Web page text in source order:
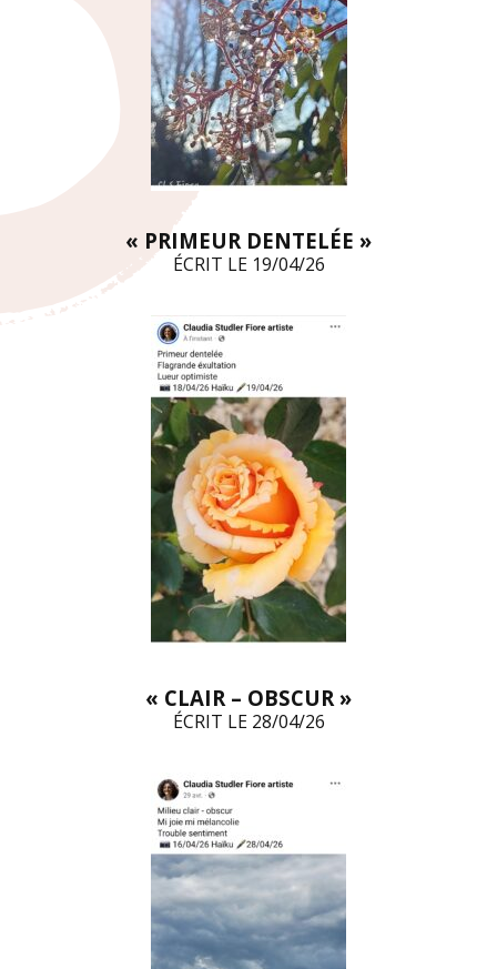
« PRIMEUR DENTELÉE »
ÉCRIT LE 19/04/26
« CLAIR – OBSCUR »
ÉCRIT LE 28/04/26